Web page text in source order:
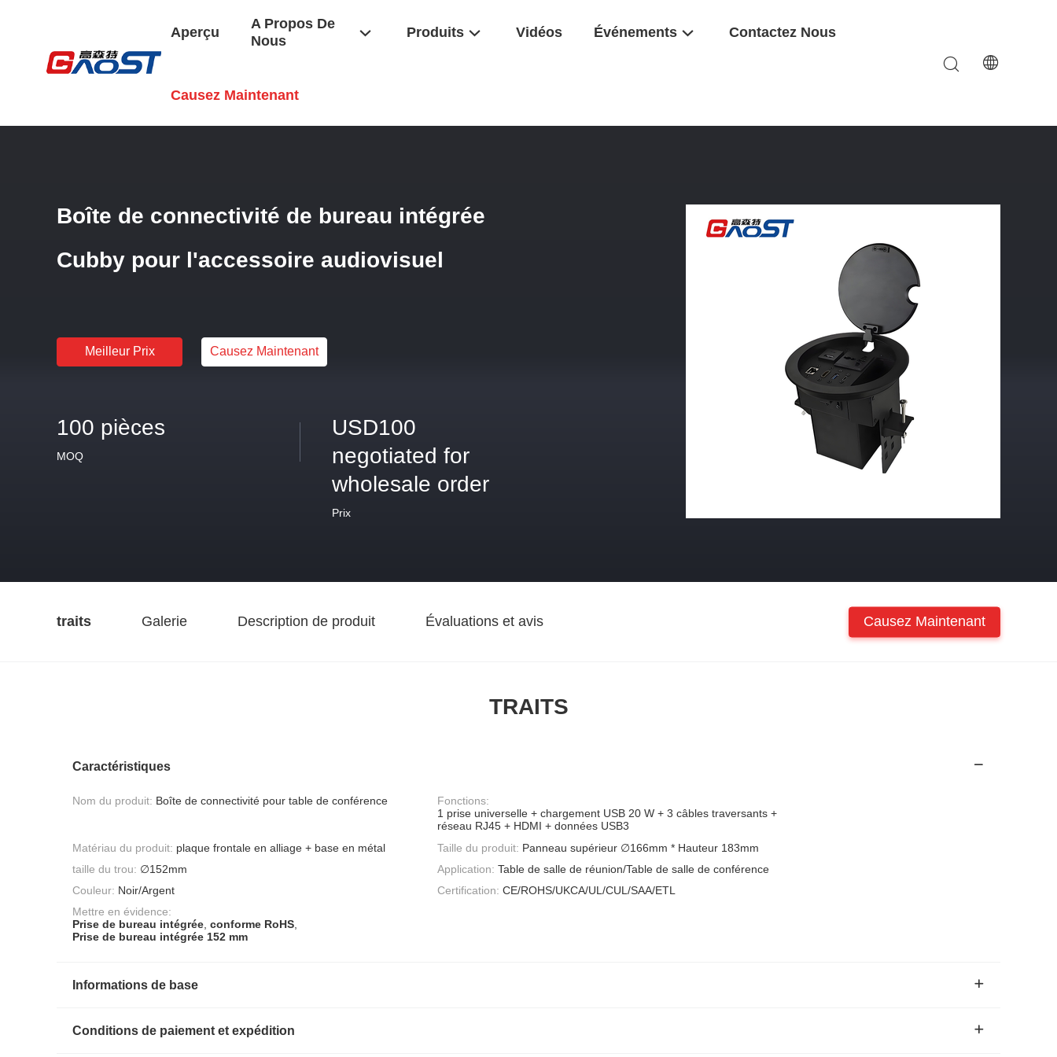
Aperçu
A Propos De
Nous
Produits Vidéos Événements Contactez Nous
Causez Maintenant
Boîte de connectivité de bureau intégrée
Cubby pour l'accessoire audiovisuel
Meilleur Prix Causez Maintenant
100 pièces
MOQ
USD100
negotiated for
wholesale order
Prix
traits Galerie Description de produit Évaluations et avis Causez Maintenant
TRAITS
Caractéristiques
Nom du produit: Boîte de connectivité pour table de conférence
Fonctions:
1 prise universelle + chargement USB 20 W + 3 câbles traversants +
réseau RJ45 + HDMI + données USB3
Matériau du produit: plaque frontale en alliage + base en métal Taille du produit: Panneau supérieur ∅166mm * Hauteur 183mm
taille du trou: ∅152mm Application: Table de salle de réunion/Table de salle de conférence
Couleur: Noir/Argent Certification: CE/ROHS/UKCA/UL/CUL/SAA/ETL
Mettre en évidence:
Prise de bureau intégrée, conforme RoHS,
Prise de bureau intégrée 152 mm
Informations de base
Conditions de paiement et expédition